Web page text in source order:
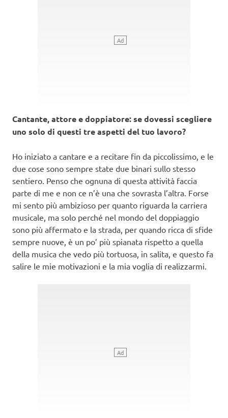
Cantante, attore e doppiatore: se dovessi scegliere
uno solo di questi tre aspetti del tuo lavoro?
Ho iniziato a cantare e a recitare fin da piccolissimo, e le
due cose sono sempre state due binari sullo stesso
sentiero. Penso che ognuna di questa attività faccia
parte di me e non ce n’è una che sovrasta l’altra. Forse
mi sento più ambizioso per quanto riguarda la carriera
musicale, ma solo perché nel mondo del doppiaggio
sono più affermato e la strada, per quando ricca di sfide
sempre nuove, è un po’ più spianata rispetto a quella
della musica che vedo più tortuosa, in salita, e questo fa
salire le mie motivazioni e la mia voglia di realizzarmi.